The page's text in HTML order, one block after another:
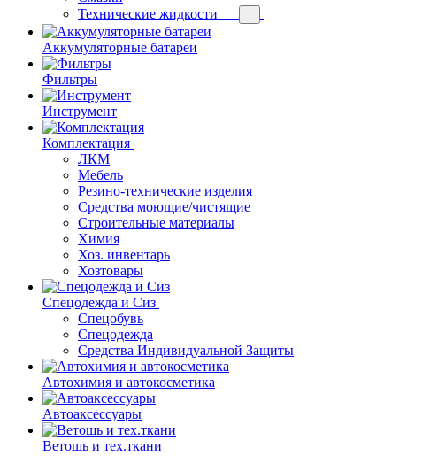
Технические жидкости
Аккумуляторные батареи
Фильтры
Инструмент
Комплектация
ЛКМ
Мебель
Резино-технические изделия
Средства моющие/чистящие
Строительные материалы
Химия
Хоз. инвентарь
Хозтовары
Спецодежда и Сиз
Спецобувь
Спецодежда
Средства Индивидуальной Защиты
Автохимия и автокосметика
Автоаксессуары
Ветошь и тех.ткани